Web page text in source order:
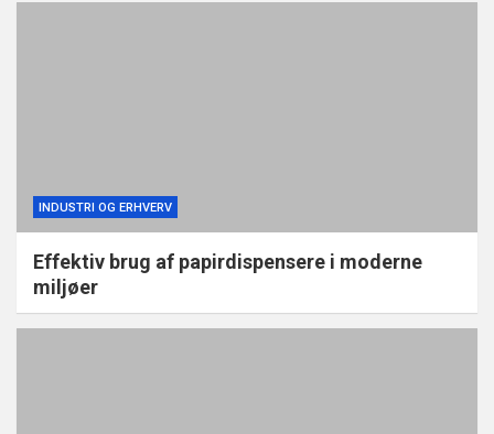
INDUSTRI OG ERHVERV
Effektiv brug af papirdispensere i moderne
miljøer